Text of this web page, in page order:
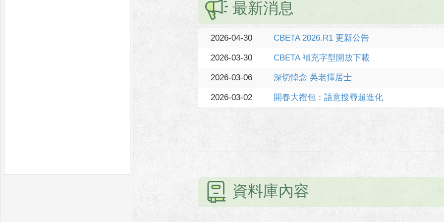
最新消息
2026-04-30 CBETA 2026.R1 更新公告
2026-03-30 CBETA 補充字型開放下載
2026-03-06 深切悼念 吳老擇居士
2026-03-02 開春大禮包：語意搜尋超進化
資料庫內容